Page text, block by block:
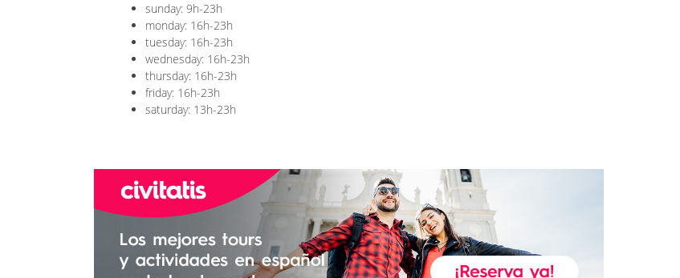
sunday: 9h-23h
monday: 16h-23h
tuesday: 16h-23h
wednesday: 16h-23h
thursday: 16h-23h
friday: 16h-23h
saturday: 13h-23h